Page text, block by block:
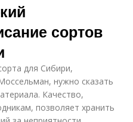
сортов
для Сибири,
нужно сказать
Качество,
позволяет хранить